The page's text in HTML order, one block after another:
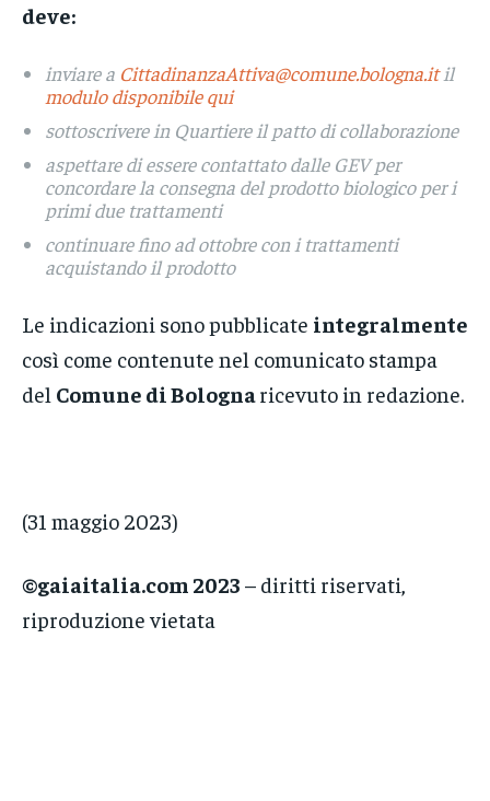
deve:
inviare a CittadinanzaAttiva@comune.bologna.itil
modulo disponibile qui
sottoscrivere in Quartiere il patto di collaborazione
aspettare di essere contattato dalle GEV per
concordare la consegna del prodotto biologico per i
primi due trattamenti
continuare fino ad ottobre con i trattamenti
acquistando il prodotto
Le indicazioni sono pubblicate integralmente
così come contenute nel comunicato stampa
del Comune di Bolognaricevuto in redazione.
(31 maggio 2023)
©gaiaitalia.com 2023 – diritti riservati,
riproduzione vietata